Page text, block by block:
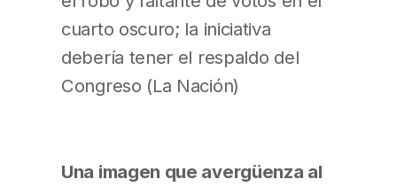
cuarto oscuro; la iniciativa
debería tener el respaldo del
Congreso (La Nación)
Una imagen que avergüenza al